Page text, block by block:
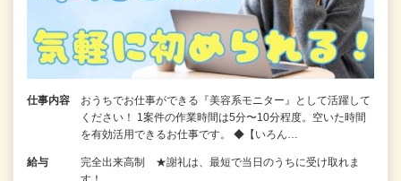
仕事内容
おうちでお仕事ができる『美容系モニター』として活躍して
ください！ 1案件の作業時間は5分〜10分程度。空いた時間
を有効活用できるお仕事です。 ◆【いろん…
給与
完全出来高制 ★謝礼は、最短で当日のうちに受け取れま